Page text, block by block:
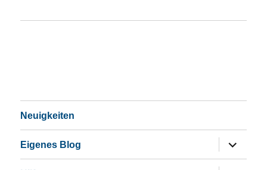
Neuigkeiten
Eigenes Blog
öffnen